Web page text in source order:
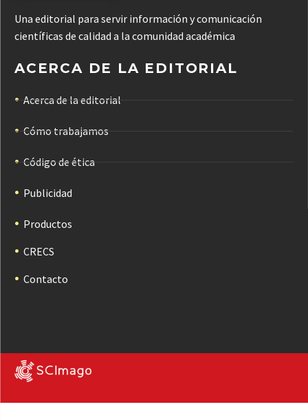
Una editorial para servir información y comunicación
científicas de calidad a la comunidad académica
ACERCA DE LA EDITORIAL
Acerca de la editorial
Cómo trabajamos
Código de ética
Publicidad
Productos
CRECS
Contacto